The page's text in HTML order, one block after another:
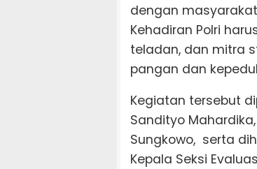
dengan
Kehadiran Polri
teladan, dan mitra
pangan dan
Kegiatan tersebut
Sandityo
Sungkowo, serta
Kepala Seksi